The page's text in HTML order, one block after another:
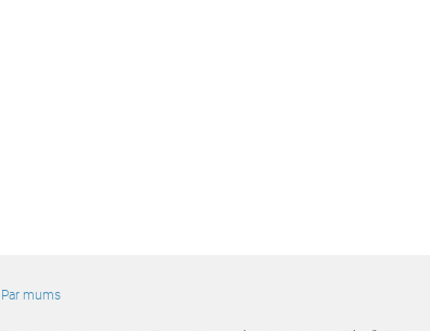
Par mums